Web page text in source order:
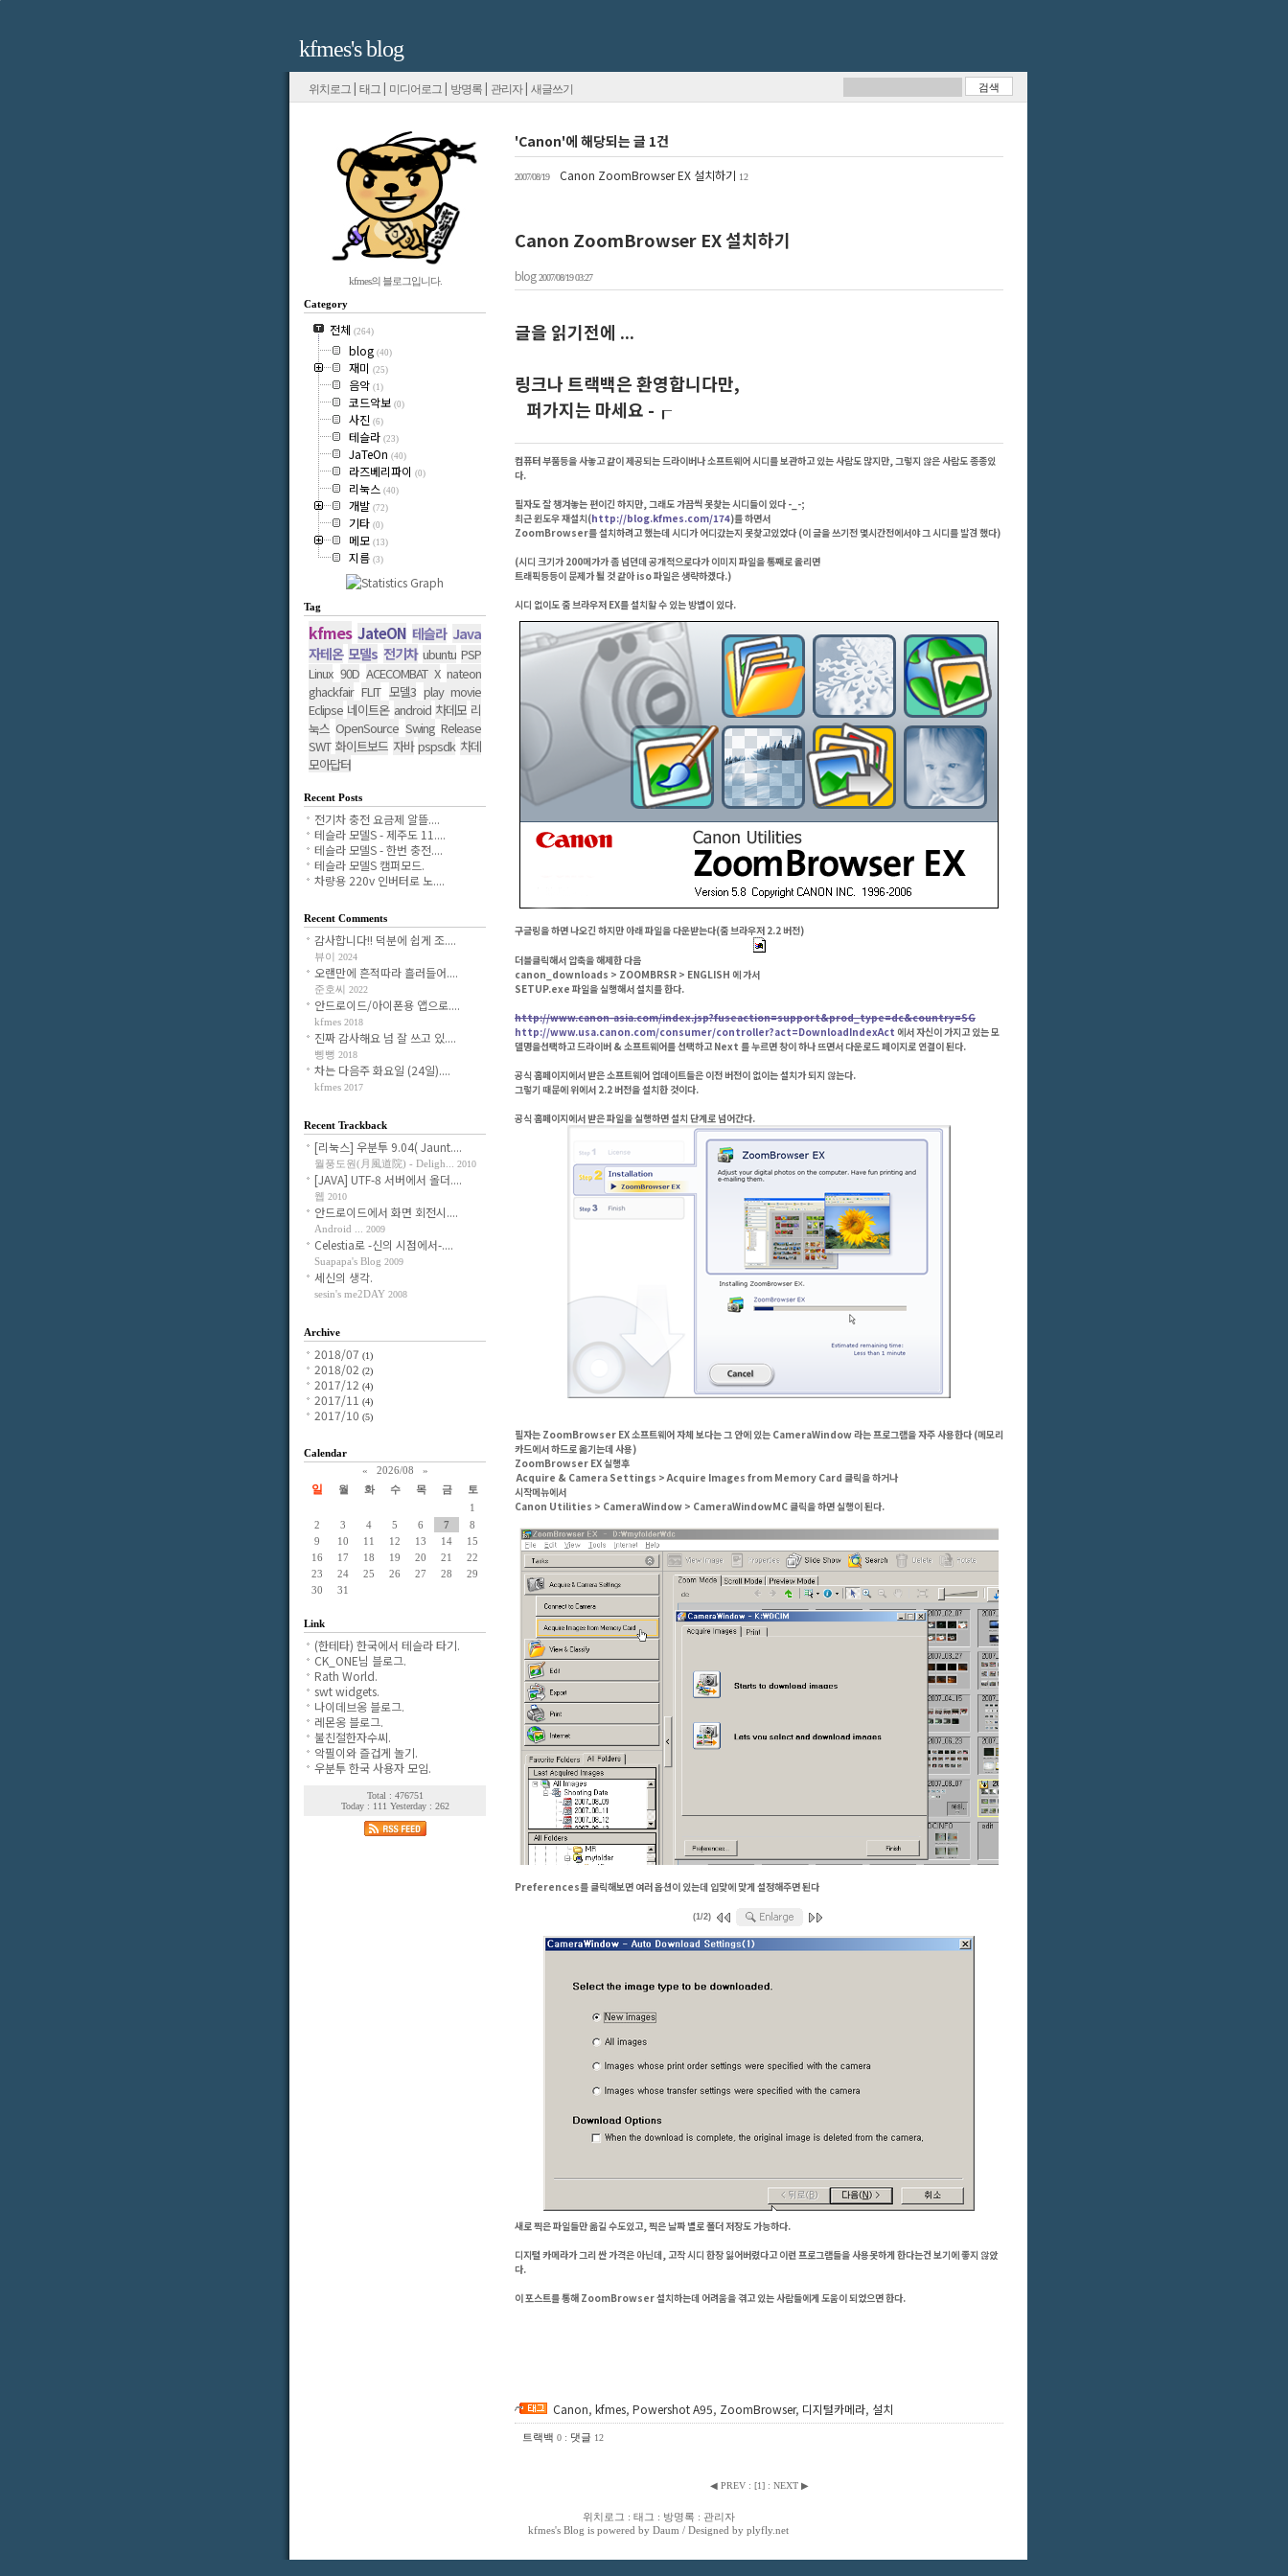
kfmes's blog
위치로그 | 태그 | 미디어로그 | 방명록 | 관리자| 새글쓰기
'Canon'에 해당되는 글 1건
2007/08/19 Canon ZoomBrowser EX 설치하기 12
Canon ZoomBrowser EX 설치하기
blog 2007/08/19 03:27
글을 읽기전에 ...
링크나 트랙백은 환영합니다만,
퍼가지는 마세요 -┎
컴퓨터 부품등을 사놓고 같이 제공되는 드라이버나 소프트웨어 시디를 보관하고 있는 사람도 많지만, 그렇지 않은 사람도 종종있
다.
필자도 잘 챙겨놓는 편이긴 하지만, 그래도 가끔씩 못찾는 시디들이 있다 -_-;
최근 윈도우 재설치(http://blog.kfmes.com/174)를 하면서
ZoomBrowser를 설치하려고 했는데 시디가 어디갔는지 못찾고있었다 (이 글을 쓰기전 몇시간전에서야 그 시디를 발견 했다)
(시디 크기가 200메가가 좀 넘던데 공개적으로다가 이미지 파일을 통째로 올리면
트래픽등등이 문제가 될 것 같아 iso 파일은 생략하겠다.)
시디 없이도 줌 브라우저 EX를 설치할 수 있는 방법이 있다.
구글링을 하면 나오긴 하지만 아래 파일을 다운받는다(줌 브라우저 2.2 버전)
더블클릭해서 압축을 해제한 다음
canon_downloads > ZOOMBRSR > ENGLISH 에 가서
SETUP.exe 파일을 실행해서 설치를 한다.
http://www.canon-asia.com/index.jsp?fuseaction=support&prod_type=dc&country=SG
http://www.usa.canon.com/consumer/controller?act=DownloadIndexAct 에서 자신이 가지고 있는 모
델명을선택하고 드라이버 & 소프트웨어를 선택하고 Next 를 누르면 창이 하나 뜨면서 다운로드 페이지로 연결이 된다.
공식 홈페이지에서 받은 소프트웨어 업데이트들은 이전 버전이 없이는 설치가 되지 않는다.
그렇기 때문에 위에서 2.2 버전을 설치한 것이다.
공식 홈페이지에서 받은 파일을 실행하면 설치 단계로 넘어간다.
필자는 ZoomBrowser EX 소프트웨어 자체 보다는 그 안에 있는 CameraWindow라는 프로그램을 자주 사용한다 (메모리
카드에서 하드로 옮기는데 사용)
ZoomBrowser EX 실행후
Acquire & Camera Settings > Acquire Images from Memory Card 클릭을 하거나
시작메뉴에서
Canon Utilities > CameraWindow > CameraWindowMC 클릭을 하면 실행이 된다.
Preferences를 클릭해보면 여러 옵션이 있는데 입맞에 맞게 설정해주면 된다
(1/2)
새로 찍은 파일들만 옮길 수도있고, 찍은 날짜 별로 폴더 저장도 가능하다.
디지털 카메라가 그리 싼 가격은 아닌데, 고작 시디 한장 잃어버렸다고 이런 프로그램들을 사용못하게 한다는건 보기에 좋지 않았
다.
이 포스트를 통해 ZoomBrowser 설치하는데 어려움을 겪고 있는 사람들에게 도움이 되었으면 한다.
Canon, kfmes, Powershot A95, ZoomBrowser, 디지털카메라, 설치
트랙백 0 : 댓글 12
◀ PREV : [1]: NEXT ▶
kfmes의 블로그입니다.
Category
전체 (264)
blog (40)
재미 (25)
음악 (1)
코드악보 (0)
사진 (6)
테슬라 (23)
JaTeOn (40)
라즈베리파이 (0)
리눅스 (40)
개발 (72)
기타 (0)
메모 (13)
지름 (3)
Tag
kfmes JateON 테슬라 Java
자테온 모델s 전기차 ubuntu PSP
Linux 90D ACECOMBAT X nateon
ghackfair FLIT 모델3 play movie
Eclipse 네이트온 android 차데모 리
눅스 OpenSource Swing Release
SWT 화이트보드 자바 pspsdk 차데
모아답터
Recent Posts
전기차 충전 요금제 알뜰....
테슬라 모델S - 제주도 11....
테슬라 모델S - 한번 충전....
테슬라 모델S 캠퍼모드.
차량용 220v 인버터로 노....
Recent Comments
감사합니다!! 덕분에 쉽게 조....
뷰이 2024
오랜만에 흔적따라 흘러들어....
준호씨 2022
안드로이드/아이폰용 앱으로....
kfmes 2018
진짜 감사해요 넘 잘 쓰고 있....
삥뻥 2018
차는 다음주 화요일 (24일)....
kfmes 2017
Recent Trackback
[리눅스] 우분투 9.04( Jaunt....
월풍도원(月風道院) - Deligh... 2010
[JAVA] UTF-8 서버에서 올더....
웹 2010
안드로이드에서 화면 회전시....
Android ... 2009
Celestia로 -신의 시점에서-....
Suapapa's Blog 2009
세신의 생각.
sesin's me2DAY 2008
Archive
2018/07 (1)
2018/02 (2)
2017/12 (4)
2017/11 (4)
2017/10 (5)
Calendar
«
2026/08 »
일 월 화 수 목 금
토
1
2
3 4 5 6 7
8
9
10 11 12 13 14
15
16
17 18 19 20 21
22
23
24 25 26 27 28
29
30
31
Link
(한테타) 한국에서 테슬라 타기.
CK_ONE님 블로그.
Rath World.
swt widgets.
나이데브옹 블로그.
레몬옹 블로그.
불친절한자수씨.
악필이와 즐겁게 놀기.
우분투 한국 사용자 모임.
Total : 476751
Today : 111 Yesterday : 262
위치로그 : 태그 : 방명록 : 관리자
kfmes's Blog is powered by Daum / Designed by plyfly.net